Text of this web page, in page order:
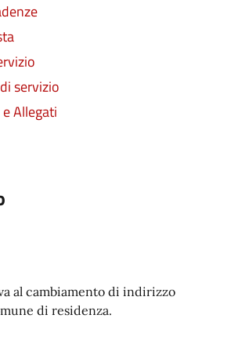
servizio
Allegati
al cambiamento di indirizzo
di residenza.